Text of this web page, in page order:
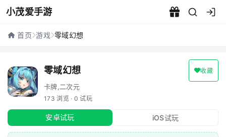
小茂爱手游
零域幻想 - 小茂爱手游
首页 游戏 零域幻想
零域幻想 收藏
卡牌,二次元
173 浏览 · 0 试玩
安卓试玩 iOS试玩